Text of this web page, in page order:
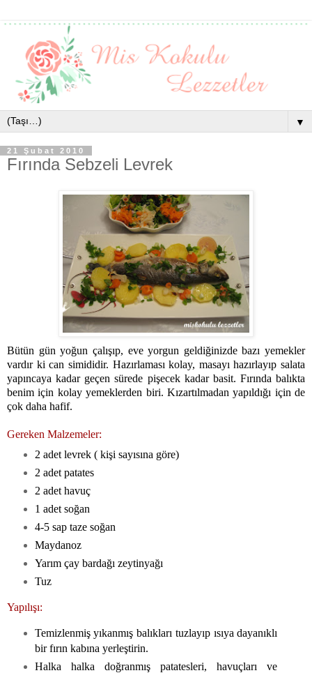
▼
21 Şubat 2010
Fırında Sebzeli Levrek
Bütün gün yoğun çalışıp, eve yorgun geldiğinizde bazı yemekler
vardır ki can simididir. Hazırlaması kolay, masayı hazırlayıp salata
yapıncaya kadar geçen sürede pişecek kadar basit. Fırında balıkta
benim için kolay yemeklerden biri. Kızartılmadan yapıldığı için de
çok daha hafif.
Gereken Malzemeler:
2 adet levrek ( kişi sayısına göre)
2 adet patates
2 adet havuç
1 adet soğan
4-5 sap taze soğan
Maydanoz
Yarım çay bardağı zeytinyağı
Tuz
Yapılışı:
Temizlenmiş yıkanmış balıkları tuzlayıp ısıya dayanıklı
bir fırın kabına yerleştirin.
Halka halka doğranmış patatesleri, havuçları ve